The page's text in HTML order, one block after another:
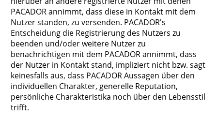
PACADOR annimmt, dass diese in Kontakt mit dem
Nutzer standen, zu versenden. PACADOR's
Entscheidung die Registrierung des Nutzers zu
beenden und/oder weitere Nutzer zu
benachrichtigen mit dem PACADOR annimmt, dass
der Nutzer in Kontakt stand, impliziert nicht bzw. sagt
keinesfalls aus, dass PACADOR Aussagen über den
individuellen Charakter, generelle Reputation,
persönliche Charakteristika noch über den Lebensstil
trifft.